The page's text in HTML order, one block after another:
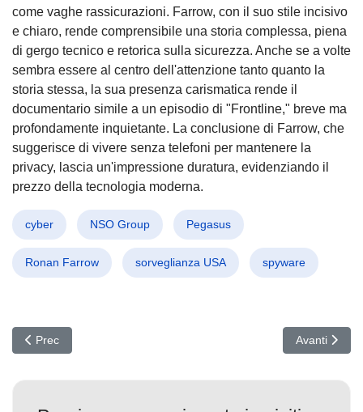
come vaghe rassicurazioni. Farrow, con il suo stile incisivo
e chiaro, rende comprensibile una storia complessa, piena
di gergo tecnico e retorica sulla sicurezza. Anche se a volte
sembra essere al centro dell'attenzione tanto quanto la
storia stessa, la sua presenza carismatica rende il
documentario simile a un episodio di "Frontline," breve ma
profondamente inquietante. La conclusione di Farrow, che
suggerisce di vivere senza telefoni per mantenere la
privacy, lascia un'impressione duratura, evidenziando il
prezzo della tecnologia moderna.
cyber NSO Group Pegasus
Ronan Farrow sorveglianza USA spyware
Articolo precedente: Attacco Hacker "Scattered Spider": Svelata
Prec Articolo
Avanti